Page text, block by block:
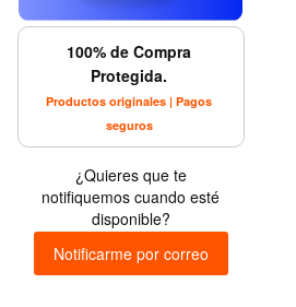
100% de Compra
Protegida.
Productos originales | Pagos
seguros
¿Quieres que te
notifiquemos cuando esté
disponible?
Notificarme por correo